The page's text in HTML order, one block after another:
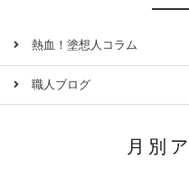
熱血！塗想人コラム
職人ブログ
月別